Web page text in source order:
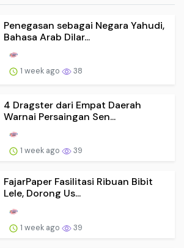
Penegasan sebagai Negara Yahudi,
Bahasa Arab Dilar...
1 week ago 38
4 Dragster dari Empat Daerah
Warnai Persaingan Sen...
1 week ago 39
FajarPaper Fasilitasi Ribuan Bibit
Lele, Dorong Us...
1 week ago 39